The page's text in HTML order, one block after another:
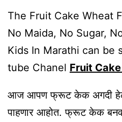
The Fruit Cake Wheat
No Maida, No Sugar,
Kids In Marathi can be
tube Chanel Fruit
आज आपण फ्रूट केक अगदी
पाहणार आहोत. फ्रूट केक